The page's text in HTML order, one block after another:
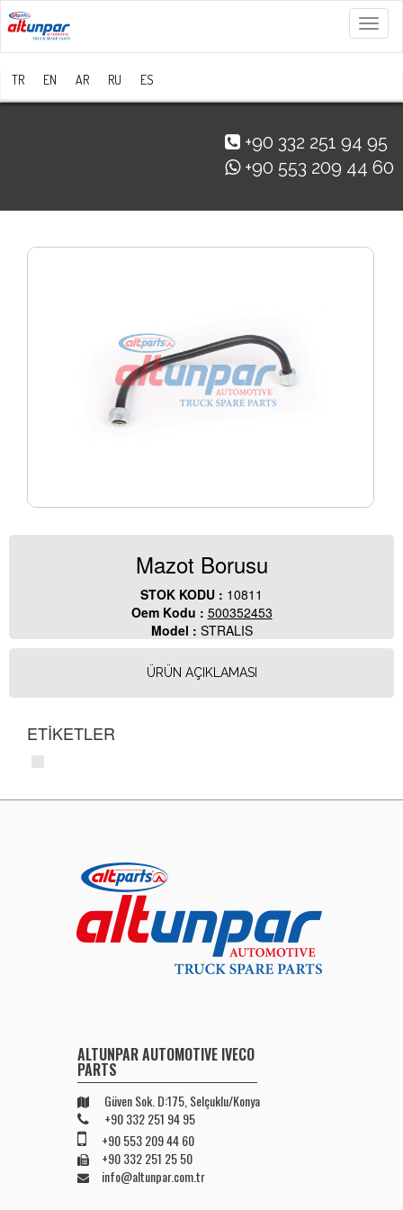
Menü
TR EN AR RU ES
+90 332 251 94 95
+90 553 209 44 60
Mazot Borusu
STOK KODU : 10811
Oem Kodu : 500352453
Model : STRALIS
ÜRÜN AÇIKLAMASI
ETİKETLER
ALTUNPAR AUTOMOTIVE IVECO
PARTS
Güven Sok. D:175, Selçuklu/Konya
+90 332 251 94 95
+90 553 209 44 60
+90 332 251 25 50
info@altunpar.com.tr